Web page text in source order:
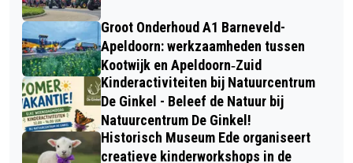
Groot Onderhoud A1 Barneveld-
Apeldoorn: werkzaamheden tussen
Kootwijk en Apeldoorn‐Zuid
Kinderactiviteiten bij Natuurcentrum
De Ginkel - Beleef de Natuur bij
Natuurcentrum De Ginkel!
Historisch Museum Ede organiseert
creatieve kinderworkshops in de